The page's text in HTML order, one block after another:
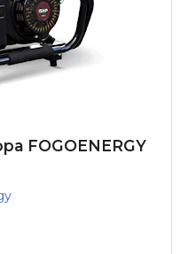
FOGOENERGY